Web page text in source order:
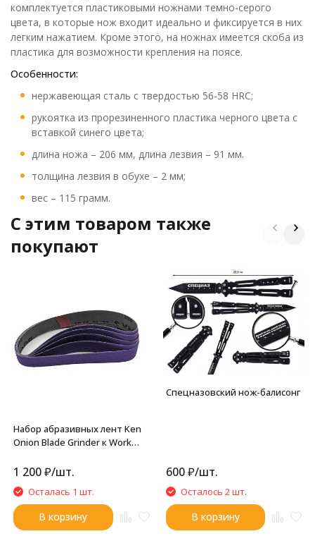
комплектуется пластиковыми ножнами темно-серого
цвета, в которые нож входит идеально и фиксируется в них
легким нажатием. Кроме этого, на ножнах имеется скоба из
пластика для возможности крепления на поясе.
Особенности:
нержавеющая сталь с твердостью 56-58 HRC;
рукоятка из прорезиненного пластика черного цвета с
вставкой синего цвета;
длина ножа – 206 мм, длина лезвия – 91 мм.
толщина лезвия в обухе – 2 мм;
вес – 115 грамм.
C этим товаром также
покупают
Набор абразивных лент Ken
Onion Blade Grinder к Work
5штук)
1 200₽/шт.
Осталась 1 шт.
В корзину
Спецназовский нож-балисонг
600 ₽/шт.
Осталось 2 шт.
В корзину